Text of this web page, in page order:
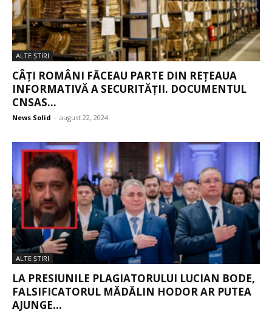
ALTE ŞTIRI
CÂȚI ROMÂNI FĂCEAU PARTE DIN REȚEAUA
INFORMATIVĂ A SECURITĂȚII. DOCUMENTUL
CNSAS...
News Solid - august 22, 2024
ALTE ŞTIRI
LA PRESIUNILE PLAGIATORULUI LUCIAN BODE,
FALSIFICATORUL MĂDĂLIN HODOR AR PUTEA
AJUNGE...